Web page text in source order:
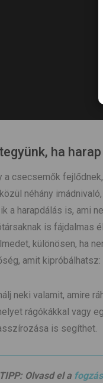
ha harap
a csecsemők
néhány
a harapdálás is, ami
is fájdalmas
különösen, ha
amit kipróbálhatsz:
neki valamit, amire
rágókákkal vagy
is segíthet.
TIPP: Olvasd el a